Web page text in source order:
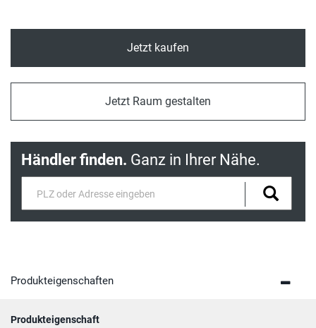
Jetzt kaufen
Jetzt Raum gestalten
Händler finden. Ganz in Ihrer Nähe.
Produkteigenschaften
Produkteigenschaft